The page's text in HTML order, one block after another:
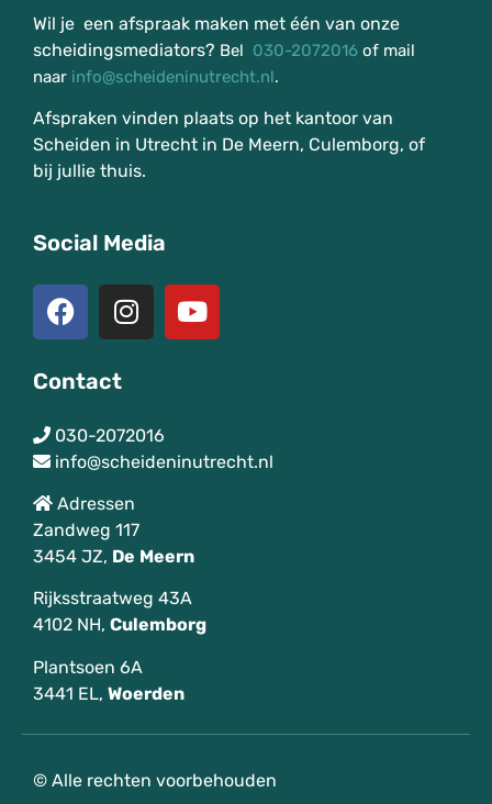
Wil je een afspraak maken met één van onze
scheidingsmediators? Bel 030-2072016 of mail
naar info@scheideninutrecht.nl.
Afspraken vinden plaats op het kantoor van
Scheiden in Utrecht in De Meern, Culemborg, of
bij jullie thuis.
Social Media
Contact
030-2072016
info@scheideninutrecht.nl
Adressen
Zandweg 117
3454 JZ, De Meern
Rijksstraatweg 43A
4102 NH, Culemborg
Plantsoen 6A
3441 EL, Woerden
© Alle rechten voorbehouden